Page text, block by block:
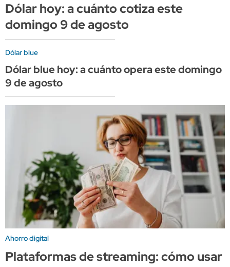
Dólar hoy: a cuánto cotiza este
domingo 9 de agosto
Dólar blue
Dólar blue hoy: a cuánto opera este domingo
9 de agosto
Ahorro digital
Plataformas de streaming: cómo usar